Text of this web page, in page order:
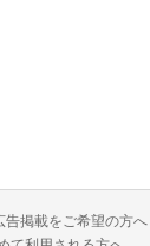
告掲載をご希望の方へ